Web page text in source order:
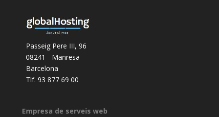
Passeig Pere III, 96
08241 - Manresa
Barcelona
Tlf. 93 877 69 00
Empresa de serveis web